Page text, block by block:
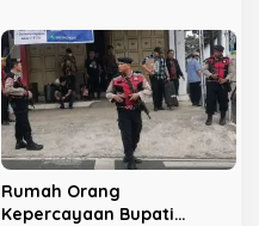
Bengkulu
Rumah Orang
Kepercayaan Bupati